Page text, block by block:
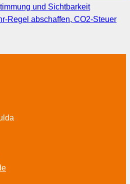
und Sichtbarkeit
Regel abschaffen, CO2-Steuer